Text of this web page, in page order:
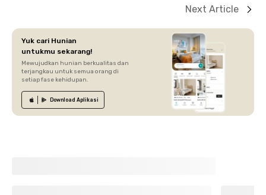
Next Article
Yuk cari Hunian
untukmu sekarang!
Mewujudkan hunian berkualitas dan
terjangkau untuk semua orang di
setiap fase kehidupan.
Download Aplikasi